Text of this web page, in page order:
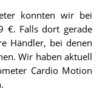
konnten wir bei
€. Falls dort gerade
Händler, bei denen
Wir haben aktuell
Cardio Motion